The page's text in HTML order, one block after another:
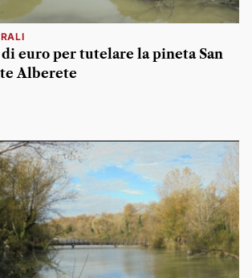
euro per tutelare la pineta San
Alberete